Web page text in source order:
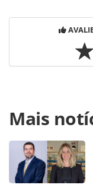
https://
viagens/viagens-
espaco-luxury-do-
ferramentas
produzido pela
legislação
Mais